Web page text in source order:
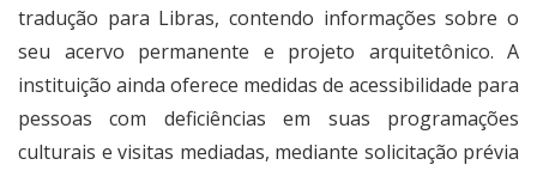
tradução para Libras, contendo informações sobre o
seu acervo permanente e projeto arquitetônico. A
instituição ainda oferece medidas de acessibilidade para
pessoas com deficiências em suas programações
culturais e visitas mediadas, mediante solicitação prévia